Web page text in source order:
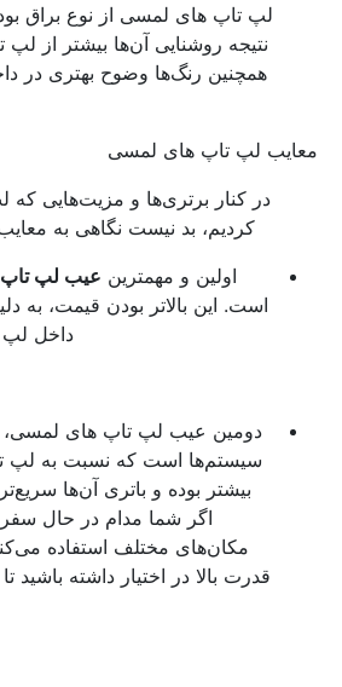
لپ تاپ ‌های لمسی از نوع براق بوده
نتیجه روشنایی آن‌ها بیشتر از لپ
همچنین رنگ‌ها وضوح بهتری در
لپ تاپ‌ های لمسی
در کنار برتری‌ها و مزیت‌هایی که لپ
کردیم، بد نیست نگاهی به معایب
اولین و مهمترینعیب لپ تاپ
است. این بالاتر بودن قیمت، به دلیل
داخل لپ
دومین عیب لپ تاپ‌ های لمسی،
سیستم‌ها است که نسبت به لپ تاپ‌
بیشتر بوده و باتری آن‌ها سریع‌تر
اگر شما مدام در حال سفر
مکان‌های مختلف استفاده می‌کنید،
قدرت بالا در اختیار داشته باشید تا